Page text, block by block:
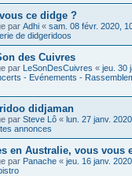
ce didge ?
par Adhi « sam. 08 févr. 2020,
de didgeridoos
des Cuivres
par LeSonDesCuivres « jeu. 30
- Evénements -
didjaman
par Steve Lô « lun. 27 janv.
annonces
en Australie, vous vous
par Panache « jeu. 16 janv.